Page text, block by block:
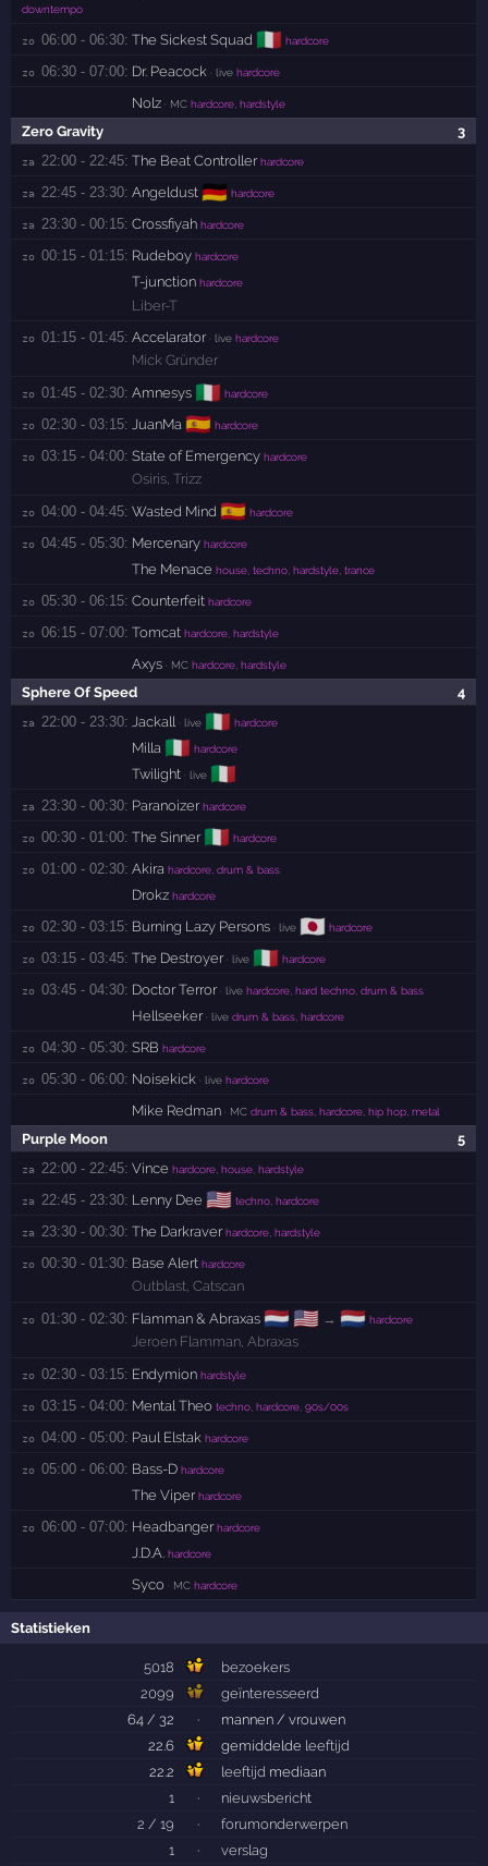
downtempo
zo 06:00 - 06:30: The Sickest Squad 🇮🇹 hardcore
zo 06:30 - 07:00: Dr. Peacock · live hardcore
Nolz · MC hardcore, hardstyle
3
Zero Gravity
za 22:00 - 22:45: The Beat Controller hardcore
za 22:45 - 23:30: Angeldust 🇩🇪 hardcore
za 23:30 - 00:15: Crossfiyah hardcore
zo 00:15 - 01:15: Rudeboy hardcore
T-junction hardcore
Liber-T
zo 01:15 - 01:45: Accelarator· live hardcore
Mick Gründer
zo 01:45 - 02:30: Amnesys 🇮🇹 hardcore
zo 02:30 - 03:15: JuanMa 🇪🇸 hardcore
zo 03:15 - 04:00: State of Emergency hardcore
Osiris,Trizz
zo 04:00 - 04:45: Wasted Mind 🇪🇸 hardcore
zo 04:45 - 05:30: Mercenary hardcore
The Menace house, techno, hardstyle, trance
zo 05:30 - 06:15: Counterfeit hardcore
zo 06:15 - 07:00: Tomcat hardcore, hardstyle
Axys · MC hardcore, hardstyle
4
Sphere Of Speed
za 22:00 - 23:30: Jackall · live 🇮🇹 hardcore
Milla 🇮🇹 hardcore
Twilight · live 🇮🇹
za 23:30 - 00:30: Paranoizer hardcore
zo 00:30 - 01:00: The Sinner 🇮🇹 hardcore
zo 01:00 - 02:30: Akira hardcore, drum & bass
Drokz hardcore
zo 02:30 - 03:15: Burning Lazy Persons · live 🇯🇵 hardcore
zo 03:15 - 03:45: The Destroyer· live 🇮🇹 hardcore
zo 03:45 - 04:30: Doctor Terror· live hardcore, hard techno, drum & bass
Hellseeker· live drum & bass, hardcore
zo 04:30 - 05:30: SRB hardcore
zo 05:30 - 06:00: Noisekick · live hardcore
Mike Redman · MC drum & bass, hardcore, hip hop, metal
5
Purple Moon
za 22:00 - 22:45: Vince hardcore, house, hardstyle
za 22:45 - 23:30: Lenny Dee 🇺🇸 techno, hardcore
za 23:30 - 00:30: The Darkraver hardcore, hardstyle
zo 00:30 - 01:30: Base Alert hardcore
Outblast,Catscan
zo 01:30 - 02:30: Flamman & Abraxas 🇳🇱 🇺🇸 → 🇳🇱 hardcore
Jeroen Flamman,Abraxas
zo 02:30 - 03:15: Endymion hardstyle
zo 03:15 - 04:00: Mental Theo techno, hardcore, 90s/00s
zo 04:00 - 05:00: Paul Elstak hardcore
zo 05:00 - 06:00: Bass-D hardcore
The Viper hardcore
zo 06:00 - 07:00: Headbanger hardcore
J.D.A. hardcore
Syco · MC hardcore
Statistieken
5018
bezoekers
2099
geïnteresseerd
64 / 32
·
mannen / vrouwen
22.6
gemiddelde leeftijd
22.2
leeftijd mediaan
1
·
nieuwsbericht
2 / 19
·
forumonderwerpen
1
· verslag